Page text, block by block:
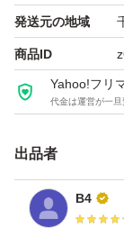
発送元の地域
商品ID
Yahoo!フリ
代金は運営が一
出品者
B4